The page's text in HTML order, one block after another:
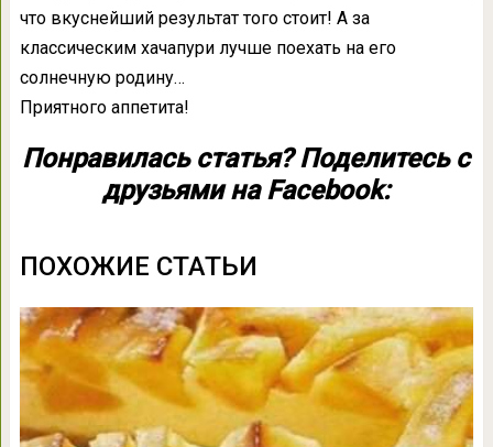
что вкуснейший результат того стоит! А за
классическим хачапури лучше поехать на его
солнечную родину…
Приятного аппетита!
Понравилась статья? Поделитесь с
друзьями на Facebook:
ПОХОЖИЕ СТАТЬИ